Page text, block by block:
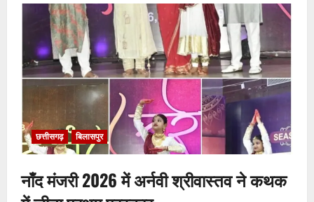
में
कांग्रेसी
ठेकेदार
को
करोड़ों
का
टेंडर:
मंत्रियों
के
नाक
के
हो
रहा
खेल,
अफसरों
मिलीभगत
से
छत्तीसगढ़ बिलासपुर
नाँद मंजरी 2026 में अर्नवी श्रीवास्तव ने कथक